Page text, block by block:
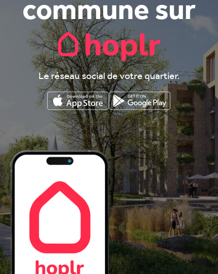
commune sur
Le réseau social de votre quartier.
Télécharger sur l’App Store